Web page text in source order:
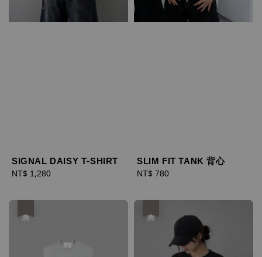
SIGNAL DAISY T-SHIRT
Regular
NT$ 1,280
SLIM FIT TANK 背心
Regular
NT$ 780